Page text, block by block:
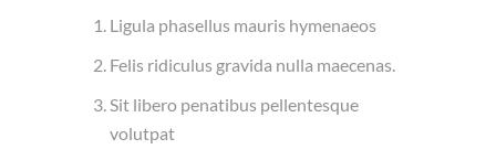
Ligula phasellus mauris hymenaeos
Felis ridiculus gravida nulla maecenas.
Sit libero penatibus pellentesque
volutpat